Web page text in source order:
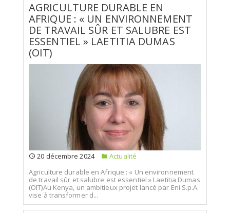
AGRICULTURE DURABLE EN
AFRIQUE : « UN ENVIRONNEMENT
DE TRAVAIL SÛR ET SALUBRE EST
ESSENTIEL » LAETITIA DUMAS
(OIT)
20 décembre 2024
Actualité
Agriculture durable en Afrique : « Un environnement
de travail sûr et salubre est essentiel » Laetitia Dumas
(OIT)Au Kenya, un ambitieux projet lancé par Eni S.p.A.
vise à transformer d...